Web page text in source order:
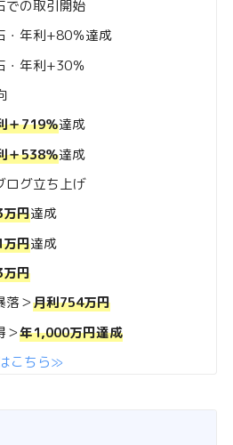
の取引開始
・年利+80％達成
・年利+30％
＋719％達成
＋538％達成
ログ立ち上げ
円達成
円達成
円
落＞月利754万円
＞年1,000万円達成
こちら≫